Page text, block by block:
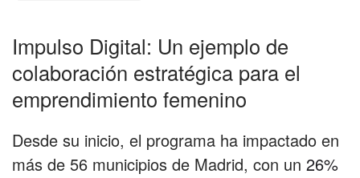
Impulso Digital: Un ejemplo de
colaboración estratégica para el
emprendimiento femenino
Desde su inicio, el programa ha impactado en
más de 56 municipios de Madrid, con un 26%